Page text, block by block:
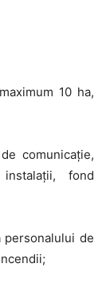
10 ha,
comunicație,
fond
personalului de